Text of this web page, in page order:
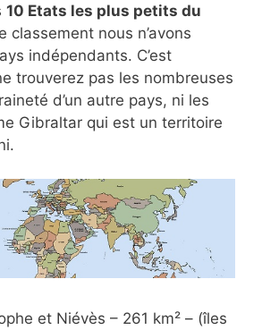
10 Etats les plus petits du
classement nous n’avons
indépendants. C’est
trouverez pas les nombreuses
d’un autre pays, ni les
Gibraltar qui est un territoire
et Niévès – 261 km² – (îles